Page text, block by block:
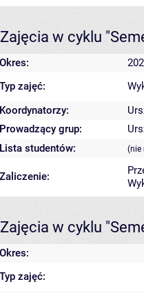
Zajęcia w cyklu
Okres:
Typ zajęć:
Koordynatorzy:
Prowadzący grup:
Lista studentów:
(nie
Zaliczenie:
Zajęcia w cyklu
Okres:
Typ zajęć: